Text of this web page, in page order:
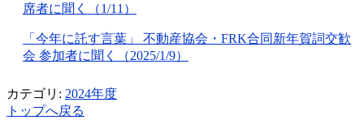
席者に聞 く（1/11 ）
「今年に託す言葉」 不動産協会・FRK合同新年賀詞交歓
会 参加者に聞 く（2025/1/9）
カテゴリ: 2024年度
トップへ戻る